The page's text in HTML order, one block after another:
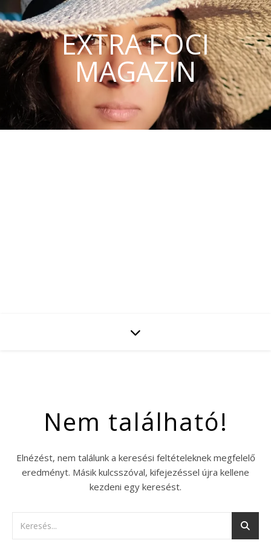
EXTRA FOCI
MAGAZIN
Nem található!
Elnézést, nem találunk a keresési feltételeknek megfelelő
eredményt. Másik kulcsszóval, kifejezéssel újra kellene
kezdeni egy keresést.